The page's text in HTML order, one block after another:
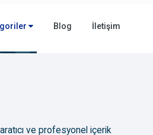
Blog İletişim
ve profesyonel içerik